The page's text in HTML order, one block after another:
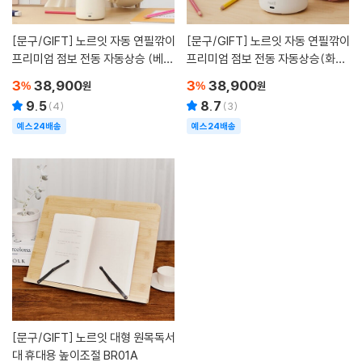
[문구/GIFT]
프리미엄 점보 전동 자동상승 (베이
3% 38,900원
9.5(4)
예스24배송
[문구/GIFT]
프리미엄 점보 전동 자동상승(화이
3% 38,900원
8.7 (3)
예스24배송
[문구/GIFT]
대 휴대용 높이조절 BR01A